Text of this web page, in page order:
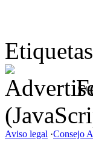
Aviso legal ·Consejo